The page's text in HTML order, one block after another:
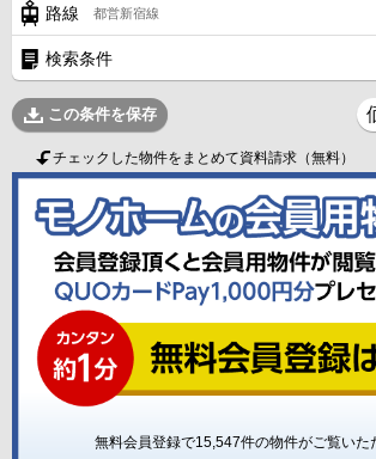
路線 都営新宿線
検索条件
この条件を保存
チェックした物件をまとめて資料請求（無料）
無料会員登録で15,547件の物件がご覧いた